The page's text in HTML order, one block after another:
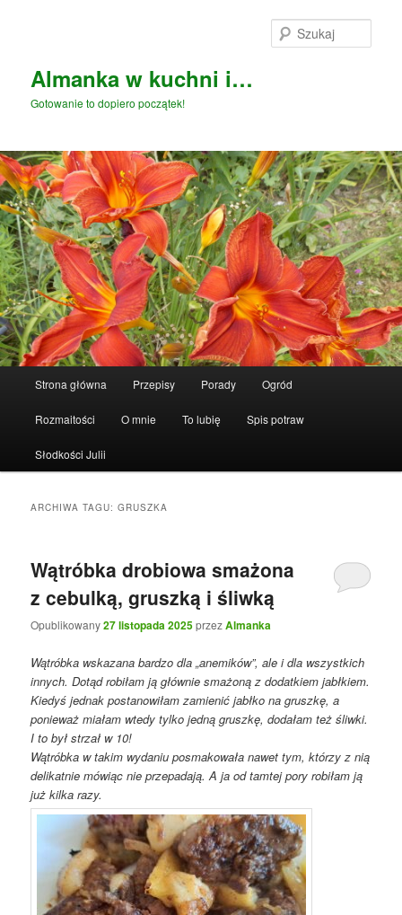
Almanka w kuchni i…
Gotowanie to dopiero początek!
Strona główna Przepisy Porady Ogród
Rozmaitości O mnie To lubię Spis potraw
Słodkości Julii
ARCHIWA TAGU:GRUSZKA
Wątróbka drobiowa smażona
z cebulką, gruszką i śliwką
Opublikowany27 listopada 2025przezAlmanka
Wątróbka wskazana bardzo dla „anemików”, ale i dla wszystkich
innych. Dotąd robiłam ją głównie smażoną z dodatkiem jabłkiem.
Kiedyś jednak postanowiłam zamienić jabłko na gruszkę, a
ponieważ miałam wtedy tylko jedną gruszkę, dodałam też śliwki.
I to był strzał w 10!
Wątróbka w takim wydaniu posmakowała nawet tym, którzy z nią
delikatnie mówiąc nie przepadają. A ja od tamtej pory robiłam ją
już kilka razy.